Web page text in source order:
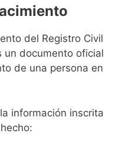
del Registro Civil
un documento oficial
de una persona en
información inscrita